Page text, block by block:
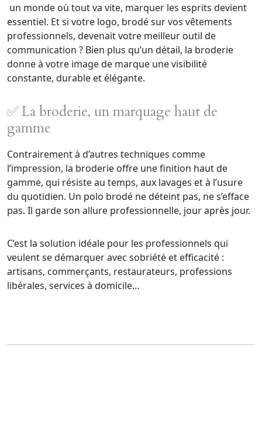
un monde où tout va vite, marquer les esprits devient
essentiel. Et si votre logo, brodé sur vos vêtements
professionnels, devenait votre meilleur outil de
communication ? Bien plus qu’un détail, la broderie
donne à votre image de marque une visibilité
constante, durable et élégante.
✅ La broderie, un marquage haut de
gamme
Contrairement à d’autres techniques comme
l’impression, la broderie offre une finition haut de
gamme, qui résiste au temps, aux lavages et à l’usure
du quotidien. Un polo brodé ne déteint pas, ne s’efface
pas. Il garde son allure professionnelle, jour après jour.
C’est la solution idéale pour les professionnels qui
veulent se démarquer avec sobriété et efficacité :
artisans, commerçants, restaurateurs, professions
libérales, services à domicile…